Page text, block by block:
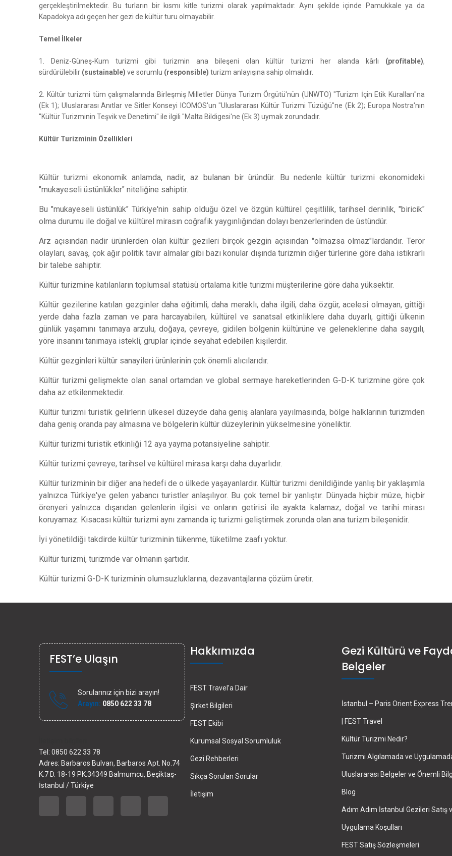
gerçekleştirilmektedir. Bu turların bir kısmı kitle turizmi olarak yapılmaktadır. Aynı şekilde içinde Pamukkale ya da
Kapadokya adı geçen her gezi de kültür turu olmayabilir.
Temel İlkeler
1. Deniz-Güneş-Kum turizmi gibi turizmin ana bileşeni olan kültür turizmi her alanda kârlı (profitable),
sürdürülebilir (sustainable) ve sorumlu (responsible) turizm anlayışına sahip olmalıdır.
2. Kültür turizmi tüm çalışmalarında Birleşmiş Milletler Dünya Turizm Örgütü'nün (UNWTO) "Turizm İçin Etik Kuralları"na
(Ek 1); Uluslararası Anıtlar ve Sitler Konseyi ICOMOS'un "Uluslararası Kültür Turizmi Tüzüğü"ne (Ek 2); Europa Nostra'nın
"Kültür Turizminin Teşvik ve Denetimi" ile ilgili "Malta Bildigesi'ne (Ek 3) uymak zorundadır.
Kültür Turizminin Özellikleri
Kültür turizmi ekonomik anlamda, nadir, az bulanan bir üründür. Bu nedenle kültür turizmi ekonomideki
"mukayeseli üstünlükler" niteliğine sahiptir.
Bu "mukayeseli üstünlük" Türkiye'nin sahip olduğu özel ve özgün kültürel çeşitlilik, tarihsel derinlik, "biricik"
olma durumu ile doğal ve kültürel mirasın coğrafik yaygınlığından dolayı benzerlerinden de üstündür.
Arz açısından nadir ürünlerden olan kültür gezileri birçok gezgin açısından "olmazsa olmaz"lardandır. Terör
olayları, savaş, çok ağır politik tavır almalar gibi bazı konular dışında turizmin diğer türlerine göre daha istikrarlı
bir talebe sahiptir.
Kültür turizmine katılanların toplumsal statüsü ortalama kitle turizmi müşterilerine göre daha yüksektir.
Kültür gezilerine katılan gezginler daha eğitimli, daha meraklı, daha ilgili, daha özgür, acelesi olmayan, gittiği
yerde daha fazla zaman ve para harcayabilen, kültürel ve sanatsal etkinliklere daha duyarlı, gittiği ülkenin
günlük yaşamını tanımaya arzulu, doğaya, çevreye, gidilen bölgenin kültürüne ve geleneklerine daha saygılı,
yöre insanını tanımaya istekli, gruplar içinde seyahat edebilen kişilerdir.
Kültür gezginleri kültür sanayileri ürünlerinin çok önemli alıcılarıdır.
Kültür turizmi gelişmekte olan sanal ortamdan ve global sermaye hareketlerinden G-D-K turizmine göre çok
daha az etkilenmektedir.
Kültür turizmi turistik gelirlerin ülkesel düzeyde daha geniş alanlara yayılmasında, bölge halklarının turizmden
daha geniş oranda pay almasına ve bölgelerin kültür düzeylerinin yükselmesine yöneliktir.
Kültür turizmi turistik etkinliği 12 aya yayma potansiyeline sahiptir.
Kültür turizmi çevreye, tarihsel ve kültürel mirasa karşı daha duyarlıdır.
Kültür turizminin bir diğer ana hedefi de o ülkede yaşayanlardır. Kültür turizmi denildiğinde yanlış bir yaklaşımla
yalnızca Türkiye'ye gelen yabancı turistler anlaşılıyor. Bu çok temel bir yanlıştır. Dünyada hiçbir müze, hiçbir
örenyeri yalnızca dışarıdan gelenlerin ilgisi ve onların getirisi ile ayakta kalamaz, doğal ve tarihi mirası
koruyamaz. Kısacası kültür turizmi aynı zamanda iç turizmi geliştirmek zorunda olan ana turizm bileşenidir.
İyi yönetildiği takdirde kültür turizminin tükenme, tüketilme zaafı yoktur.
Kültür turizmi, turizmde var olmanın şartıdır.
Kültür turizmi G-D-K turizminin olumsuzluklarına, dezavantajlarına çözüm üretir.
FEST’e Ulaşın
Sorularınız için bizi arayın!
Arayın: 0850 622 33 78
Tel: 0850 622 33 78
Adres: Barbaros Bulvarı, Barbaros Apt. No.74
K.7 D. 18-19 PK.34349 Balmumcu, Beşiktaş-
İstanbul / Türkiye
Hakkımızda
FEST Travel’a Dair
Şirket Bilgileri
FEST Ekibi
Kurumsal Sosyal Sorumluluk
Gezi Rehberleri
Sıkça Sorulan Sorular
İletişim
Gezi Kültürü ve
Belgeler
İstanbul – Paris Orient Express
| FEST Travel
Kültür Turizmi Nedir?
Turizmi Algılamada ve
Uluslararası Belgeler ve Önemli
Blog
Adım Adım İstanbul Gezileri Satış
Uygulama Koşulları
FEST Satış Sözleşmeleri